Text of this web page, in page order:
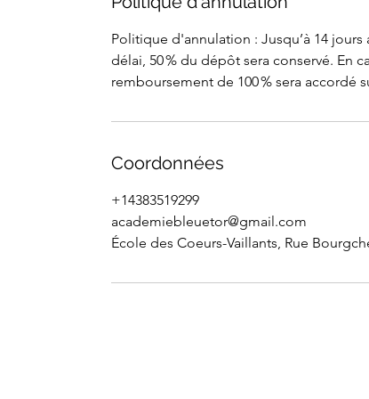
Politique d'annulation : Jusqu’à 14
délai, 50 % du dépôt sera conservé. En
remboursement de 100 % sera accordé
Coordonnées
+14383519299
academiebleuetor@gmail.com
École des Coeurs-Vaillants, Rue